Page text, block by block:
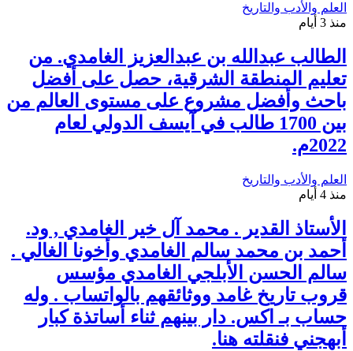
العلم والأدب والتاريخ
منذ 3 أيام
الطالب عبدالله بن عبدالعزيز الغامدي. من
تعليم المنطقة الشرقية، حصل على أفضل
باحث وأفضل مشروع على مستوى العالم من
بين 1700 طالب في آيسف الدولي لعام
2022م.
العلم والأدب والتاريخ
منذ 4 أيام
الأستاذ القدير . محمد آل خير الغامدي , ود.
أحمد بن محمد سالم الغامدي وأخونا الغالي .
سالم الحسن الأبلجي الغامدي مؤسس
قروب تاريخ غامد ووثائقهم بالواتساب . وله
حساب بـ اكس. دار بينهم ثناء أساتذة كبار
أبهجني فنقلته هنا.